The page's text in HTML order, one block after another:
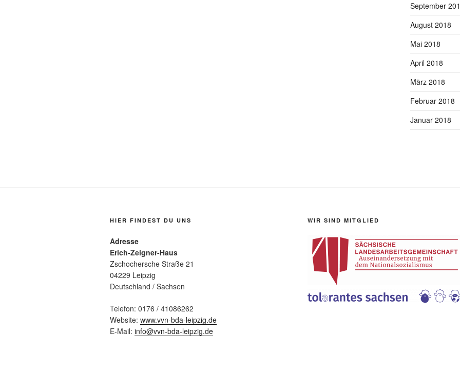
September
August 2018
Mai 2018
April 2018
März 2018
Februar 2018
Januar 2018
HIER FINDEST DU UNS
Adresse
Erich-Zeigner-Haus
Zschochersche Straße 21
04229 Leipzig
Deutschland / Sachsen
Telefon: 0176 / 41086262
Website: www.vvn-bda-leipzig.de
E-Mail: info@vvn-bda-leipzig.de
WIR SIND MITGLIED